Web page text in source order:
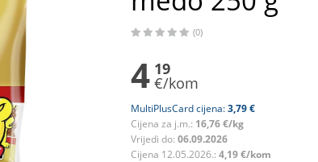
(0)
4 19
€/kom
MultiPlusCard cijena:3,79 €
Cijena za j.m.: 16,76 €/kg
Vrijedi do: 06.09.2026
Cijena 12.05.2026.: 4,19 €/kom